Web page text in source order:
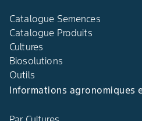
Catalogue Semences
Catalogue Produits
Cultures
Biosolutions
Outils
Informations agronomiques